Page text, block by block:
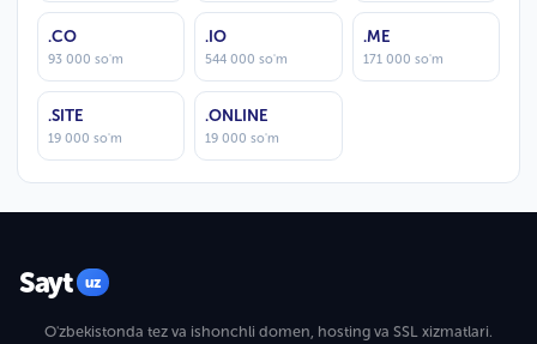
.CO
93 000 so'm
.IO
544 000 so'm
.ME
171 000 so'm
.SITE
19 000 so'm
.ONLINE
19 000 so'm
Sayt uz
O'zbekistonda tez va ishonchli domen, hosting va SSL xizmatlari.